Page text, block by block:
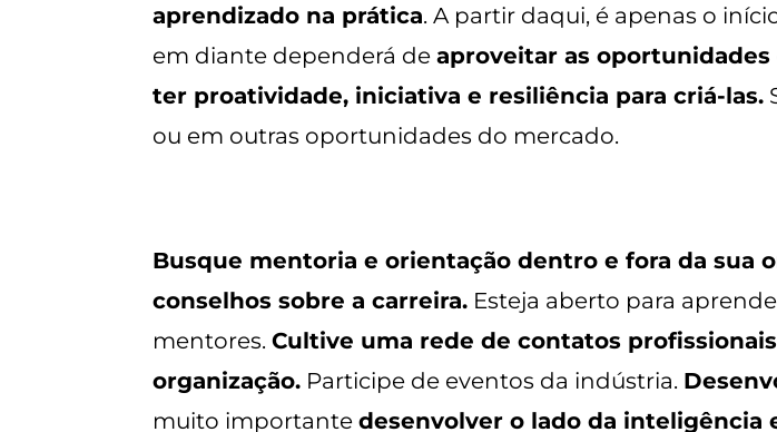
aprendizado na prática. A partir daqui, é apenas o
em diante dependerá de aproveitar as
ter proatividade, iniciativa e resiliência para criá-las.
ou em outras oportunidades do mercado.
Busque mentoria e orientação dentro e fora da sua
conselhos sobre a carreira. Esteja aberto para
mentores. Cultive uma rede de contatos
organização. Participe de eventos da indústria.
muito importante desenvolver o lado da inteligência